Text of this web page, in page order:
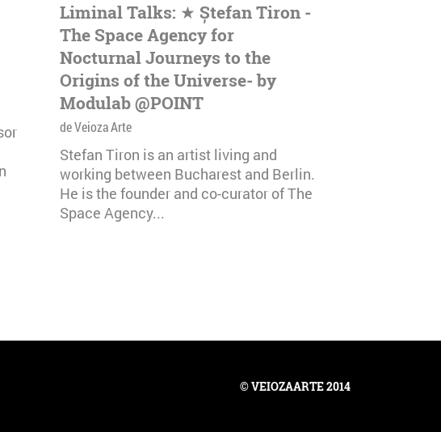
Liminal Talks: ★ Ștefan Tiron -
The Space Agency for
Nocturnal Journeys to the
Origins of the Universe- by
Modulab @POINT
de Veioza Arte
Stefan Tiron is an artist living and
working between Bucharest and Berlin.
He is the founder and co-curator of The
Space Agency...
© VEIOZAARTE 2014